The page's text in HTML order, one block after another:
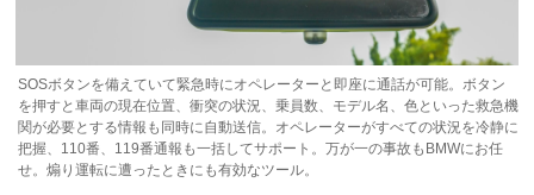
SOSボタンを備えていて緊急時にオペレーターと即座に通話が可能。ボタン
を押すと車両の現在位置、衝突の状況、乗員数、モデル名、色といった救急機
関が必要とする情報も同時に自動送信。オペレーターがすべての状況を冷静に
把握、110番、119番通報も一括してサポート。万が一の事故もBMWにお任
せ。煽り運転に遭ったときにも有効なツール。